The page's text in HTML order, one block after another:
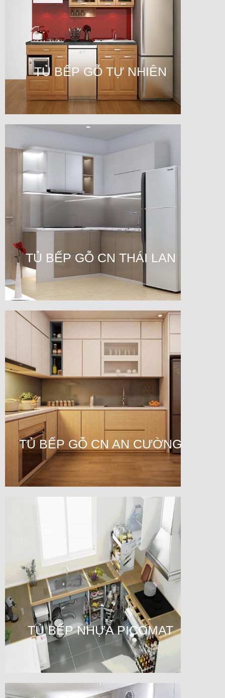
TỦ BẾP GỖ TỰ NHIÊN
TỦ BẾP GỖ CN THÁI LAN
TỦ BẾP GỖ CN AN CƯỜNG
TỦ BẾP NHỰA PICOMAT